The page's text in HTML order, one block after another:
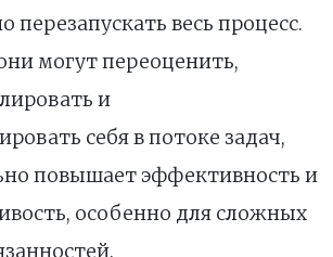
перезапускать весь процесс.
могут переоценить,
и
себя в потоке задач,
повышает эффективность и
особенно для сложных